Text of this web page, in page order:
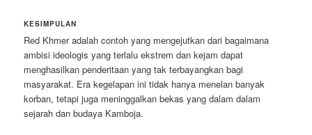
KESIMPULAN
Red Khmer adalah contoh yang mengejutkan dari bagaimana
ambisi ideologis yang terlalu ekstrem dan kejam dapat
menghasilkan penderitaan yang tak terbayangkan bagi
masyarakat. Era kegelapan ini tidak hanya menelan banyak
korban, tetapi juga meninggalkan bekas yang dalam dalam
sejarah dan budaya Kamboja.